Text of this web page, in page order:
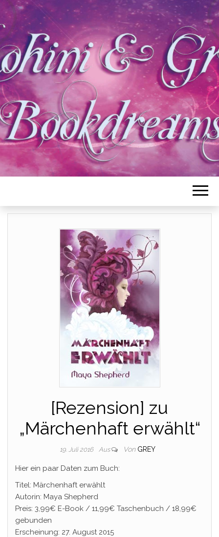
[Rezension] zu
„Märchenhaft erwählt“
19. Juli 2016 Aus Von GREY
Hier ein paar Daten zum Buch:
Titel: Märchenhaft erwählt
Autorin: Maya Shepherd
Preis: 3,99€ E-Book / 11,99€ Taschenbuch / 18,99€
gebunden
Erscheinung: 27. August 2015